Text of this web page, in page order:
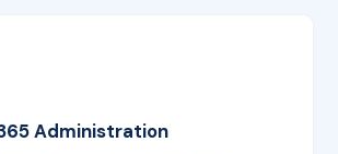
Administration